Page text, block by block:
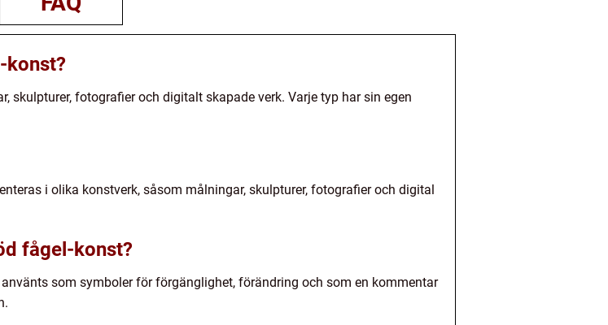
konst?
skulpturer, fotografier och digitalt skapade verk. Varje typ har sin egen
i olika konstverk, såsom målningar, skulpturer, fotografier och digital
fågel-konst?
som symboler för förgänglighet, förändring och som en kommentar